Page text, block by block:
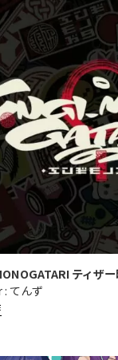
ティザ
てんず